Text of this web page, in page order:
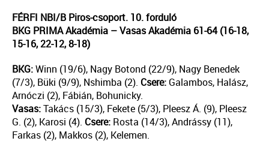
FÉRFI NBI/B Piros-csoport. 10. forduló
BKG PRIMA Akadémia – Vasas Akadémia 61-64 (16-18,
15-16, 22-12, 8-18)
BKG:Winn (19/6), Nagy Botond (22/9), Nagy Benedek
(7/3), Büki (9/9), Nshimba (2). Csere: Galambos, Halász,
Arnóczi (2), Fábián, Bohunicky.
Vasas:Takács (15/3), Fekete (5/3), Pleesz Á. (9), Pleesz
G. (2), Karosi (4). Csere: Rosta (14/3), Andrássy (11),
Farkas (2), Makkos (2), Kelemen.